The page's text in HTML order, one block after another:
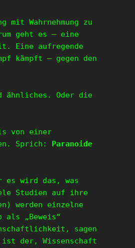
mit Wahrnehmung zu
geht es – eine
Eine aufregende
kämpft – gegen den
ähnliches. Oder die
von einer
Sprich: Paranoide
es wird das, was
Studien auf ihre
werden einzelne
als „Beweis“
sagen
der, Wissenschaft